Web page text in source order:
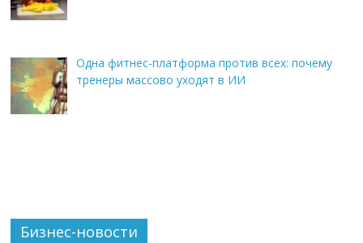
Одна фитнес-платформа против всех: почему
тренеры массово уходят в ИИ
Бизнес-новости